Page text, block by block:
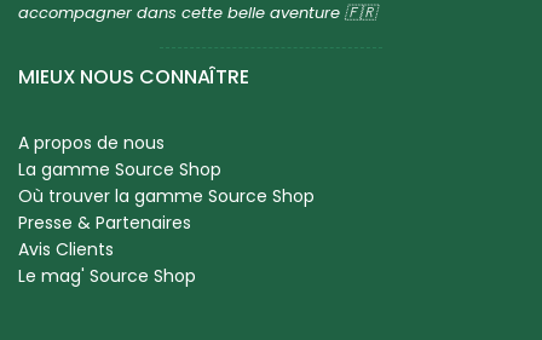
accompagner dans cette belle aventure 🇫🇷
MIEUX NOUS CONNAÎTRE
A propos de nous
La gamme Source Shop
Où trouver la gamme Source Shop
Presse & Partenaires
Avis Clients
Le mag' Source Shop